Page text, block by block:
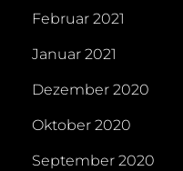
Februar 2021
Januar 2021
Dezember 2020
Oktober 2020
September 2020